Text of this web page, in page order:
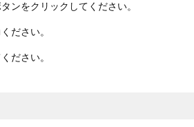
ンをクリックしてください。
ださい。
ださい。